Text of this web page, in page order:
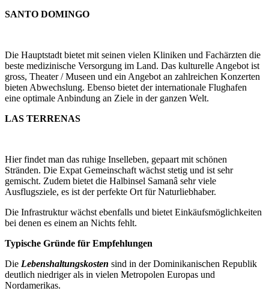
SANTO DOMINGO
Die Hauptstadt bietet mit seinen vielen Kliniken und Fachärzten die
beste medizinische Versorgung im Land. Das kulturelle Angebot ist
gross, Theater / Museen und ein Angebot an zahlreichen Konzerten
bieten Abwechslung. Ebenso bietet der internationale Flughafen
eine optimale Anbindung an Ziele in der ganzen Welt.
LAS TERRENAS
Hier findet man das ruhige Inselleben, gepaart mit schönen
Stränden. Die Expat Gemeinschaft wächst stetig und ist sehr
gemischt. Zudem bietet die Halbinsel Samanâ sehr viele
Ausflugsziele, es ist der perfekte Ort für Naturliebhaber.
Die Infrastruktur wächst ebenfalls und bietet Einkäufsmöglichkeiten
bei denen es einem an Nichts fehlt.
Typische Gründe für Empfehlungen
Die Lebenshaltungskosten sind in der Dominikanischen Republik
deutlich niedriger als in vielen Metropolen Europas und
Nordamerikas.